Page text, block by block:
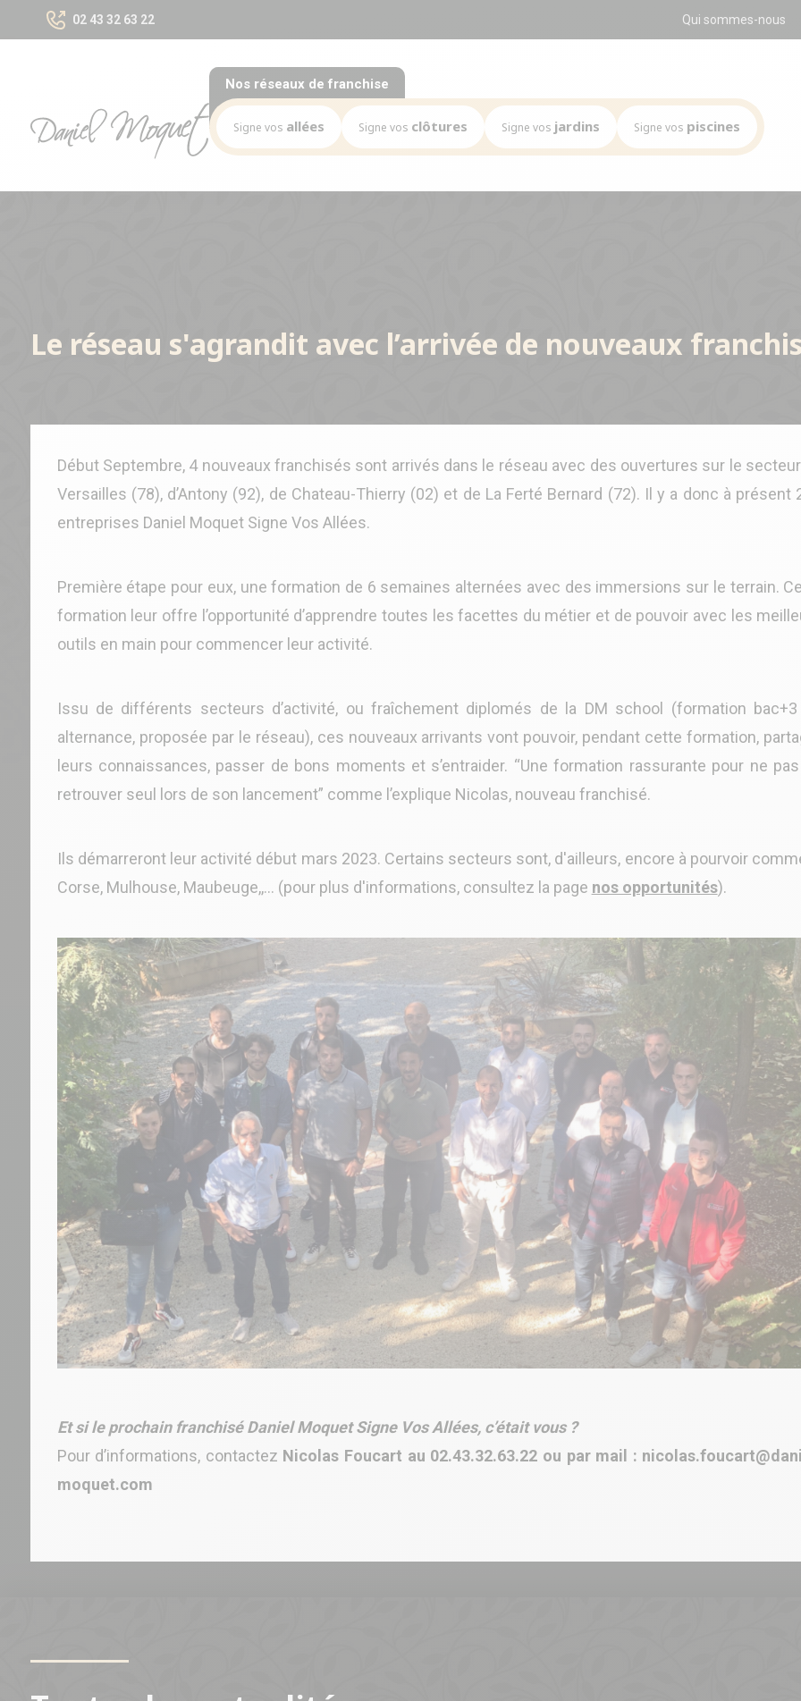
02 43 32 63 22 Qui sommes-nous
Nos réseaux de franchise
Signe vos allées
Notre mission
Nos Implantations
Avez-vous le bon profil ?
Signe vos clôtures
Mission
Signe vos jardins
Mission
Signe vos piscines
Mission
Le réseau s'agrandit avec l’arrivée de nouveaux
Début Septembre, 4 nouveaux franchisés sont arrivés dans le réseau avec des ouvertures sur le
Versailles (78), d’Antony (92), de Chateau-Thierry (02) et de La Ferté Bernard (72). Il y a donc à présent
entreprises Daniel Moquet Signe Vos Allées.
Première étape pour eux, une formation de 6 semaines alternées avec des immersions sur le terrain.
formation leur offre l’opportunité d’apprendre toutes les facettes du métier et de pouvoir avec les
outils en main pour commencer leur activité.
Issu de différents secteurs d’activité, ou fraîchement diplomés de la DM school (formation
alternance, proposée par le réseau), ces nouveaux arrivants vont pouvoir, pendant cette formation,
leurs connaissances, passer de bons moments et s’entraider. “Une formation rassurante pour ne
retrouver seul lors de son lancement” comme l’explique Nicolas, nouveau franchisé.
Ils démarreront leur activité début mars 2023. Certains secteurs sont, d'ailleurs, encore à pourvoir
Corse, Mulhouse, Maubeuge,,... (pour plus d'informations, consultez la page nos opportunités).
Et si le prochain franchisé Daniel Moquet Signe Vos Allées, c’était vous ?
Pour d’informations, contactez Nicolas Foucart au 02.43.32.63.22 ou par mail : nicolas.foucar
moquet.com